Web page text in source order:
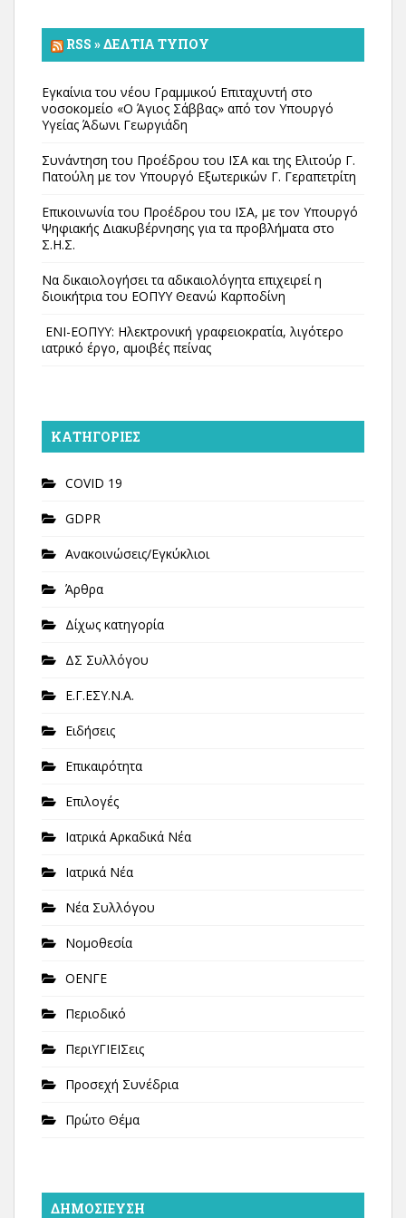
RSS » ΔΕΛΤΊΑ ΤΎΠΟΥ
Εγκαίνια του νέου Γραμμικού Επιταχυντή στο
νοσοκομείο «Ο Άγιος Σάββας» από τον Υπουργό
Υγείας Άδωνι Γεωργιάδη
Συνάντηση του Προέδρου του ΙΣΑ και της Ελιτούρ Γ.
Πατούλη με τον Υπουργό Εξωτερικών Γ. Γεραπετρίτη
Επικοινωνία του Προέδρου του ΙΣΑ, με τον Υπουργό
Ψηφιακής Διακυβέρνησης για τα προβλήματα στο
Σ.Η.Σ.
Να δικαιολογήσει τα αδικαιολόγητα επιχειρεί η
διοικήτρια του ΕΟΠΥΥ Θεανώ Καρποδίνη
ΕΝΙ-ΕΟΠΥΥ: Ηλεκτρονική γραφειοκρατία, λιγότερο
ιατρικό έργο, αμοιβές πείνας
KΑΤΗΓΟΡΊΕΣ
COVID 19
GDPR
Ανακοινώσεις/Εγκύκλιοι
Άρθρα
Δίχως κατηγορία
ΔΣ Συλλόγου
Ε.Γ.ΕΣΥ.Ν.Α.
Ειδήσεις
Επικαιρότητα
Επιλογές
Ιατρικά Αρκαδικά Νέα
Ιατρικά Νέα
Νέα Συλλόγου
Νομοθεσία
ΟΕΝΓΕ
Περιοδικό
ΠεριΥΓΙΕΙΣεις
Προσεχή Συνέδρια
Πρώτο Θέμα
ΔΗΜΟΣΊΕΥΣΗ